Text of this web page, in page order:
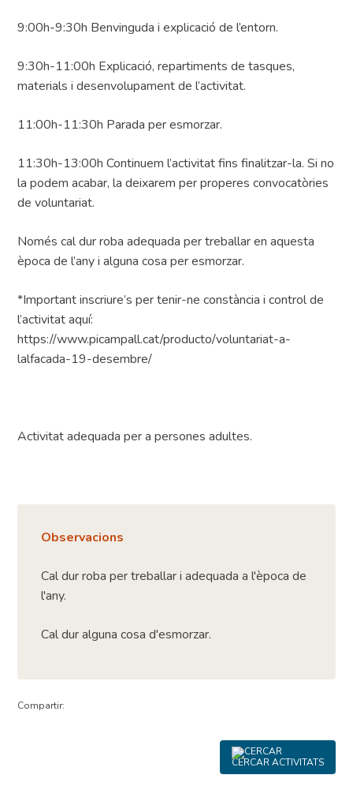
9:00h-9:30h Benvinguda i explicació de l’entorn.
9:30h-11:00h Explicació, repartiments de tasques,
materials i desenvolupament de l’activitat.
11:00h-11:30h Parada per esmorzar.
11:30h-13:00h Continuem l’activitat fins finalitzar-la. Si no
la podem acabar, la deixarem per properes convocatòries
de voluntariat.
Només cal dur roba adequada per treballar en aquesta
època de l’any i alguna cosa per esmorzar.
*Important inscriure’s per tenir-ne constància i control de
l’activitat aquí:
https://www.picampall.cat/producto/voluntariat-a-
lalfacada-19-desembre/
Activitat adequada per a persones adultes.
Observacions
Cal dur roba per treballar i adequada a l'època de
l'any.
Cal dur alguna cosa d'esmorzar.
Compartir:
CERCAR ACTIVITATS